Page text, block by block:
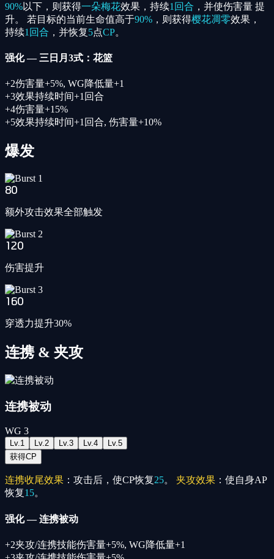
90%以下，则获得一朵梅花效果，持续1回合 ，并使伤害量 提
升。 若目标的当前生命值高于90% ，则获得樱花凋零效果，
持续1回合 ，并恢复5点CP。
强化— 三日月3式：花篮
+2伤害量+5%, WG降低量+1
+3效果持续时间+1回合
+4伤害量+15%
+5效果持续时间+1回合, 伤害量+10%
爆发
80
额外攻击效果全部触发
120
伤害提升
160
穿透力提升30%
连携 & 夹攻
连携被动
WG 3
Lv.1 Lv.2 Lv.3 Lv.4 Lv.5
获得CP
连携收尾效果 ：攻击后，使CP恢复25。 夹攻效果 ：使自身AP
恢复15。
强化—连携被动
+2夹攻/连携技能伤害量+5%, WG降低量+1